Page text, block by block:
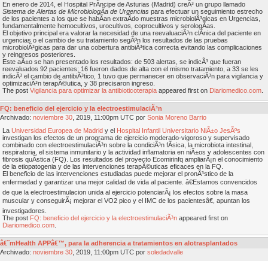
En enero de 2014, el Hospital PrÃ­ncipe de Asturias (Madrid) creÃ³ un grupo llamado
Sistema de Alertas de MicrobiologÃ­a de Urgencias para efectuar un seguimiento estrecho
de los pacientes a los que se habÃ­an extraÃ­do muestras microbiolÃ³gicas en Urgencias,
fundamentalmente hemocultivos, urocultivos, coprocultivos y serologÃ­as.
El objetivo principal era valorar la necesidad de una reevaluaciÃ³n clÃ­nica del paciente en
urgencias o el cambio de su tratamiento segÃºn los resultados de las pruebas
microbiolÃ³gicas para dar una cobertura antibiÃ³tica correcta evitando las complicaciones
y reingresos posteriores.
Este aÃ±o se han presentado los resultados: de 503 alertas, se indicÃ³ que fueran
reevaluados 92 pacientes; 16 fueron dados de alta con el mismo tratamiento, a 33 se les
indicÃ³ el cambio de antibiÃ³tico, 1 tuvo que permanecer en observaciÃ³n para vigilancia y
optimizaciÃ³n terapÃ©utica, y 38 precisaron ingreso.
The post Vigilancia para optimizar la antibioticoterapia appeared first on Diariomedico.com
FQ: beneficio del ejercicio y la electroestimulaciÃ³n
Archivado: noviembre 30 , 2019, 11:00pm UTC por Sonia Moreno Barrio
La Universidad Europea de Madrid y el Hospital Infantil Universitario NiÃ±o JesÃºs
investigan los efectos de un programa de ejercicio moderado-vigoroso y supervisado
combinado con electroestimulaciÃ³n sobre la condiciÃ³n fÃ­sica, la microbiota intestinal,
respiratoria, el sistema inmunitario y la actividad inflamatoria en niÃ±os y adolescentes con
fibrosis quÃ­stica (FQ). Los resultados del proyecto Ecomirinfq ampliarÃ¡n el conocimiento
de la etiopatogenia y de las intervenciones terapÃ©uticas eficaces en la FQ.
El beneficio de las intervenciones estudiadas puede mejorar el pronÃ³stico de la
enfermedad y garantizar una mejor calidad de vida al paciente. â€Estamos convencidos
de que la electroestimulacion unida al ejercicio potenciarÃ¡ los efectos sobre la masa
muscular y conseguirÃ¡ mejorar el VO2 pico y el IMC de los pacientesâ€, apuntan los
investigadores.
The post FQ: beneficio del ejercicio y la electroestimulaciÃ³n appeared first on
Diariomedico.com
â€˜mHealth APPâ€™, para la adherencia a tratamientos en alotrasplantados
Archivado: noviembre 30 , 2019, 11:00pm UTC por soledadvalle